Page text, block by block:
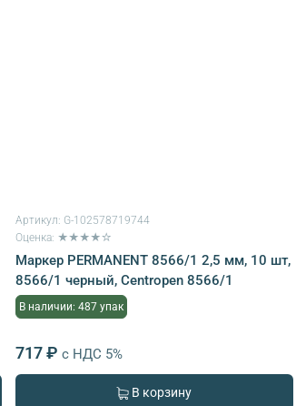
Артикул: G-102578719744
Оценка: ★★★★☆
Маркер PERMANENT 8566/1 2,5 мм, 10 шт,
8566/1 черный, Centropen 8566/1
В наличии: 487 упак
717 ₽ с НДС 5%
В корзину